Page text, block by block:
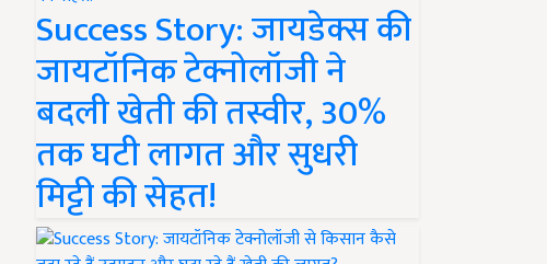
Success Story: जायडेक्स की
जायटॉनिक टेक्नोलॉजी ने
बदली खेती की तस्वीर, 30%
तक घटी लागत और सुधरी
मिट्टी की सेहत!